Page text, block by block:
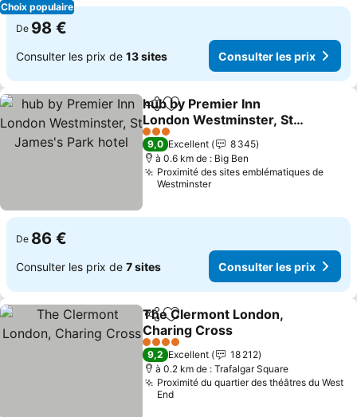
Choix populaire
De 98 €
Consulter les prix de 13 sites Consulter les prix
PartagerAjouter à mes favoris
hub by Premier Inn
London Westminster, St
James's Park hotel
Consulter les prix
3 Étoiles
9,0 Excellent
8 345
à 0.6 km de : Big Ben
Proximité des sites emblématiques de
Westminster
De 86 €
Consulter les prix de 7 sites Consulter les prix
PartagerAjouter à mes favoris
The Clermont London,
Charing Cross
Consulter les prix
4 Étoiles
9,2 Excellent
18 212
à 0.2 km de : Trafalgar Square
Proximité du quartier des théâtres du West
End